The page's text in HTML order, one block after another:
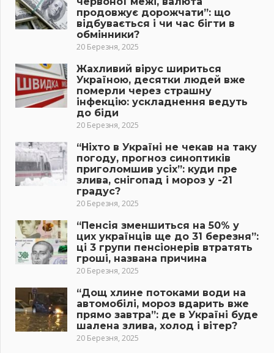
продовжує дорожчати”: що
відбувається і чи час бігти в
обмінники?
20 Березня, 2025
Жахливий вірус шириться
Україною, десятки людей вже
померли через страшну
інфекцію: ускладнення ведуть
до біди
20 Березня, 2025
“Ніхто в Україні не чекав на таку
погоду, прогноз синоптиків
приголомшив усіх”: куди пре
злива, снігопад і мороз у -21
градус?
20 Березня, 2025
“Пенсія зменшиться на 50% у
цих українців ще до 31 березня”:
ці 3 групи пенсіонерів втратять
гроші, названа причина
20 Березня, 2025
“Дощ хлине потоками води на
автомобілі, мороз вдарить вже
прямо завтра”: де в Україні буде
шалена злива, холод і вітер?
20 Березня, 2025